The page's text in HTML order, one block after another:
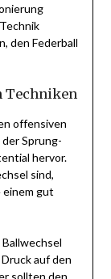
den Federball
Techniken
offensiven
Sprung-
hervor.
sind,
einem gut
auf den